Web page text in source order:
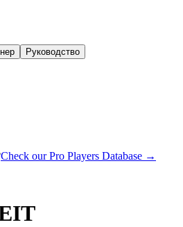
Руководство
Check our Pro Players Database →